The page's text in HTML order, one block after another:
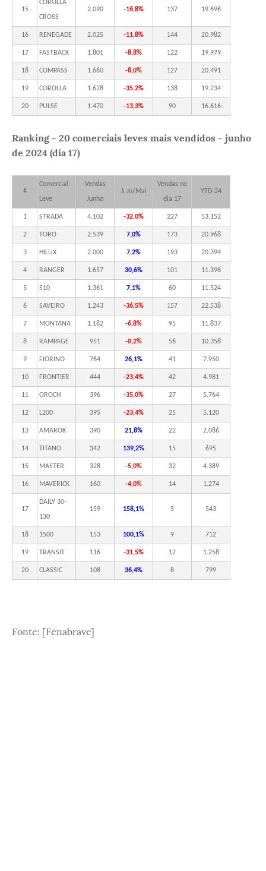
15
COROLLA
CROSS
2.090 -16,8% 137 19.696
16 RENEGADE 2.025 -11,8% 144 20.982
17 FASTBACK 1.801 -8,8% 122 19.979
18 COMPASS 1.660 -8,0% 127 20.491
19 COROLLA 1.628 -35,2% 138 19.234
20 PULSE 1.470 -13,3% 90 16.616
Ranking - 20 comerciais leves mais vendidos - junho
de 2024 (dia 17)
#
Comercial
Leve
Vendas
Junho
λ Jn/Mai
Vendas no
dia 17
YTD-24
1 STRADA 4.102 -32,0% 227 53.152
2 TORO 2.539 7,0% 173 20.968
3 HILUX 2.000 7,2% 193 20.394
4 RANGER 1.657 30,6% 101 11.398
5 S10 1.361 7,1% 60 11.524
6 SAVEIRO 1.243 -36,5% 157 22.538
7 MONTANA 1.182 -6,8% 95 11.837
8 RAMPAGE 951 -0,2% 56 10.358
9 FIORINO 764 26,1% 41 7.950
10 FRONTIER 444 -23,4% 42 4.981
11 OROCH 396 -35,0% 27 5.764
12 L200 395 -23,4% 25 5.120
13 AMAROK 390 21,8% 22 2.086
14 TITANO 342 139,2% 15 695
15 MASTER 328 -5,0% 32 4.389
16 MAVERICK 160 -4,0% 14 1.274
17
DAILY 30-
130
159 158,1% 5 543
18 1500 153 100,1% 9 712
19 TRANSIT 116 -31,5% 12 1.258
20 CLASSIC 108 36,4% 8 799
Fonte: [Fenabrave]